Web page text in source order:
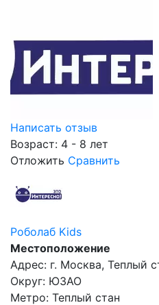
Написать отзыв
Возраст: 4 - 8 лет
Отложить Сравнить
Роболаб Kids
Местоположение
Адрес: г. Москва, Теплый
Округ: ЮЗАО
Метро: Теплый стан